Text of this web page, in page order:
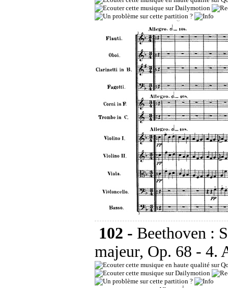
102 - Beethoven :
majeur, Op. 68 - 4.